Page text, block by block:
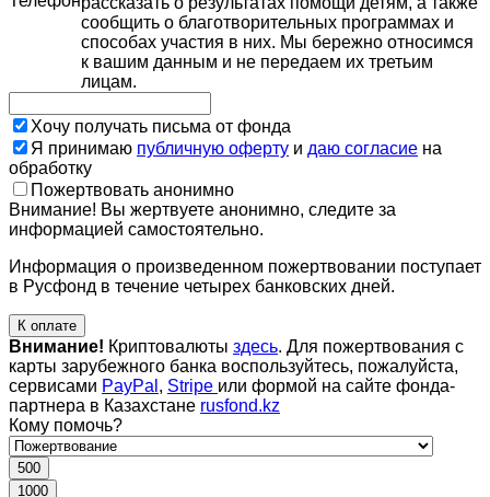
сообщить о благотворительных программах и
способах участия в них. Мы бережно относимся
к вашим данным и не передаем их третьим
лицам.
Хочу получать письма от фонда
Я принимаю публичную оферту и даю согласие на
обработку
Пожертвовать анонимно
Внимание! Вы жертвуете анонимно, следите за
информацией самостоятельно.
Информация о произведенном пожертвовании поступает
в Русфонд в течение четырех банковских дней.
К оплате
Внимание! Криптовалюты здесь. Для пожертвования с
карты зарубежного банка воспользуйтесь, пожалуйста,
сервисами PayPal , Stripe или формой на сайте фонда-
партнера в Казахстане rusfond.kz
Кому помочь?
500
1000